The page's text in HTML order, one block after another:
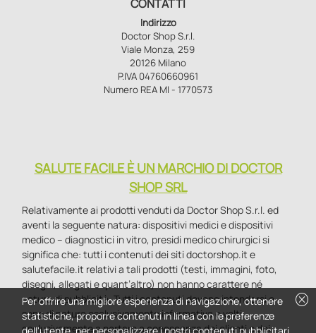
CONTATTI
Indirizzo
Doctor Shop S.r.l.
Viale Monza, 259
20126 Milano
P.IVA 04760660961
Numero REA MI - 1770573
SALUTE FACILE È UN MARCHIO DI DOCTOR
SHOP SRL
Relativamente ai prodotti venduti da Doctor Shop S.r.l. ed
aventi la seguente natura: dispositivi medici e dispositivi
medico – diagnostici in vitro, presidi medico chirurgici si
significa che: tutti i contenuti dei siti doctorshop.it e
salutefacile.it relativi a tali prodotti (testi, immagini, foto,
disegni, allegati e quant’altro) non hanno carattere né
natura di pubblicità. Tutti i contenuti devono intendersi e
sono di natura esclusivamente informativa e volti
esclusivamente a portare a conoscenza dei clienti e dei
cancel
Per offrire una migliore esperienza di navigazione, ottenere
statistiche, proporre contenuti in linea con le preferenze